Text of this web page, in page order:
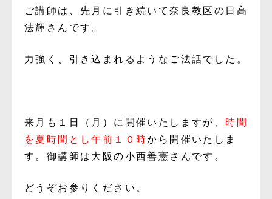
ご講師は、先月に引き続いて奈良教区の日高
法輝さんです。
力強く、引き込まれるようなご法話でした。
来月も１日（月）に開催いたしますが、 時間
を夏時間とし午前１０時から開催いたしま
す。御講師は大阪の小西善憲さんです。
どうぞお参りください。